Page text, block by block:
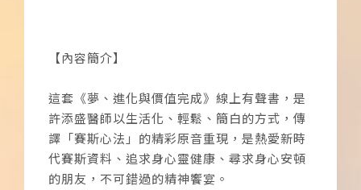
【內容簡介】
這套《夢、進化與價值完成》線上有聲書，是
許添盛醫師以生活化、輕鬆、簡白的方式，傳
譯「賽斯心法」的精彩原音重現，是熱愛新時
代賽斯資料、追求身心靈健康、尋求身心安頓
的朋友，不可錯過的精神饗宴。